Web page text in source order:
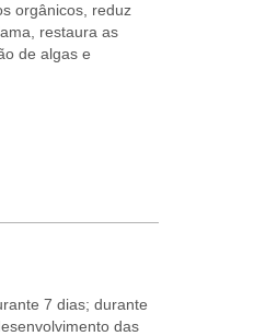
orgânicos, reduz
restaura as
de algas e
7 dias; durante
das